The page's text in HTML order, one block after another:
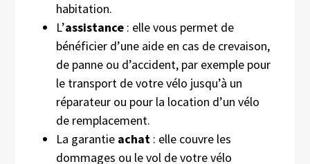
habitation.
L’assistance : elle vous permet de
bénéficier d’une aide en cas de crevaison,
de panne ou d’accident, par exemple pour
le transport de votre vélo jusqu’à un
réparateur ou pour la location d’un vélo
de remplacement.
La garantie achat : elle couvre les
dommages ou le vol de votre vélo